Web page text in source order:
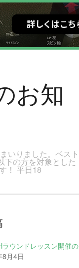
お知
いりました。ベスト
下の方を対象とした
！ 平日18
ウンドレッスン開催の
月4日